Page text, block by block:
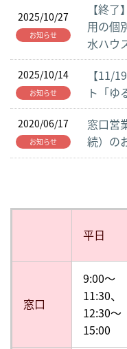
2025/10/27
お知らせ
【終
用の個
水ハウ
2025/10/14
お知らせ
【11/
ト「ゆ
2020/06/17
お知らせ
窓口営
続）の
平日
窓口
9:00〜
11:30、
12:30〜
15:00